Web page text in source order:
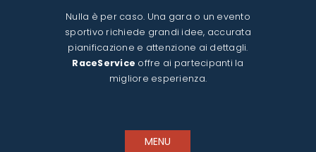
Nulla è per caso. Una gara o un evento
sportivo richiede grandi idee, accurata
pianificazione e attenzione ai dettagli.
RaceService offre ai partecipanti la
migliore esperienza.
MENU